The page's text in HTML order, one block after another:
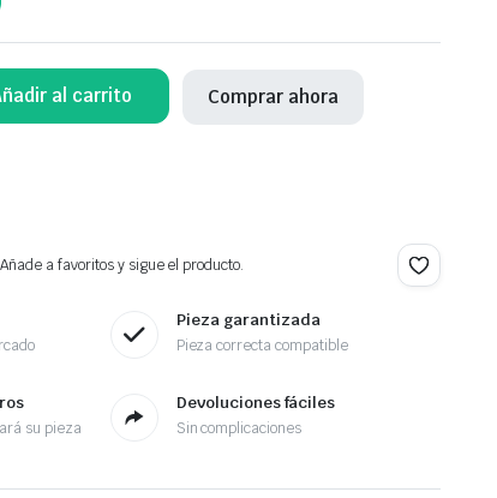
al carrito Comprar ahora
a favoritos y sigue el producto.
Pieza garantizada
Pieza correcta compatible
su pieza
Devoluciones fáciles
Sin complicaciones